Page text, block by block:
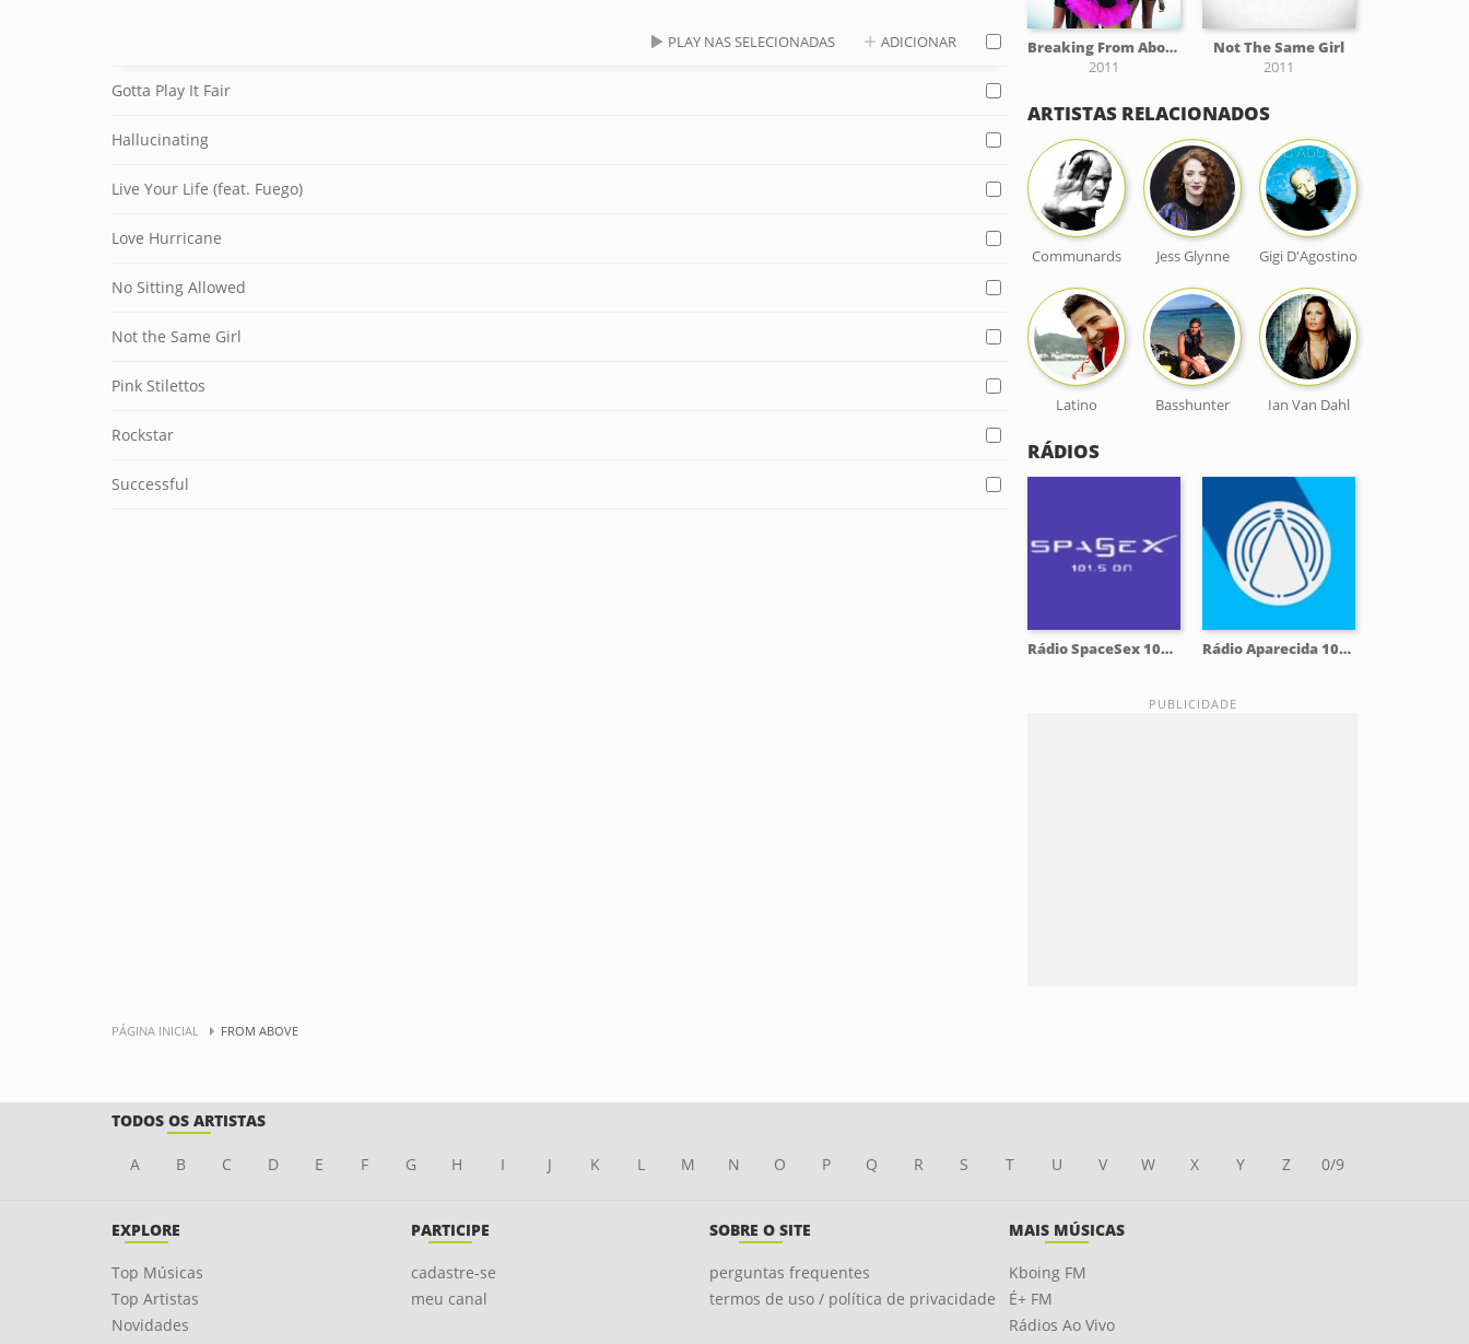
PLAY NAS SELECIONADAS ADICIONAR
Gotta Play It Fair
Hallucinating
Live Your Life (feat. Fuego)
Love Hurricane
No Sitting Allowed
Not the Same Girl
Pink Stilettos
Rockstar
Successful
Breaking From Above
2011
Not The Same Girl
2011
ARTISTAS RELACIONADOS
Communards Jess Glynne Gigi D'Agostino
Latino Basshunter Ian Van Dahl
RÁDIOS
Rádio SpaceSex 101.5 FM Rádio Aparecida 104.3 FM
PÁGINA INICIAL FROM ABOVE
TODOS OS ARTISTAS
A B C D E F G H I J K L M N O P Q R S T U V W X Y Z 0/9
EXPLORE
Top Músicas
Top Artistas
Novidades
PARTICIPE
cadastre-se
meu canal
SOBRE O SITE
perguntas frequentes
termos de uso / política de privacidade
MAIS MÚSICAS
Kboing FM
É+ FM
Rádios Ao Vivo